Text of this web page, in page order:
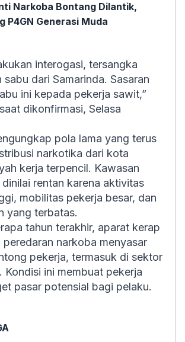
Narkoba Bontang Dilantik,
P4GN Generasi Muda
interogasi, tersangka
sabu dari Samarinda. Sasaran
ini kepada pekerja sawit,”
dikonfirmasi, Selasa
pola lama yang terus
narkotika dari kota
kerja terpencil. Kawasan
rentan karena aktivitas
mobilitas pekerja besar, dan
yang terbatas.
tahun terakhir, aparat kerap
peredaran narkoba menyasar
pekerja, termasuk di sektor
Kondisi ini membuat pekerja
pasar potensial bagi pelaku.